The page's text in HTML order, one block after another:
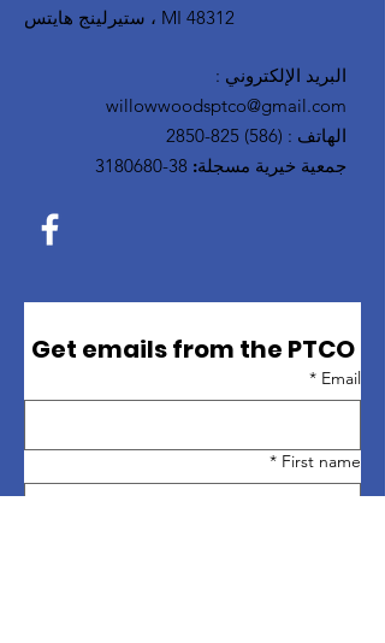
ستيرلينج هايتس ، MI 48312
البريد الإلكتروني :
willowwoodsptco@gmail.com
الهاتف :
(586) 825-2850
جمعية خيرية مسجلة: 38-3180680
Get emails from the PTCO
Email
*
First name
*